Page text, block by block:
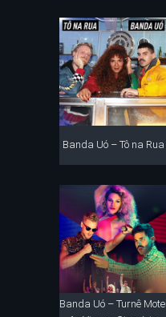
Banda Uó – Tô na Rua
Banda Uó – Turnê Motel